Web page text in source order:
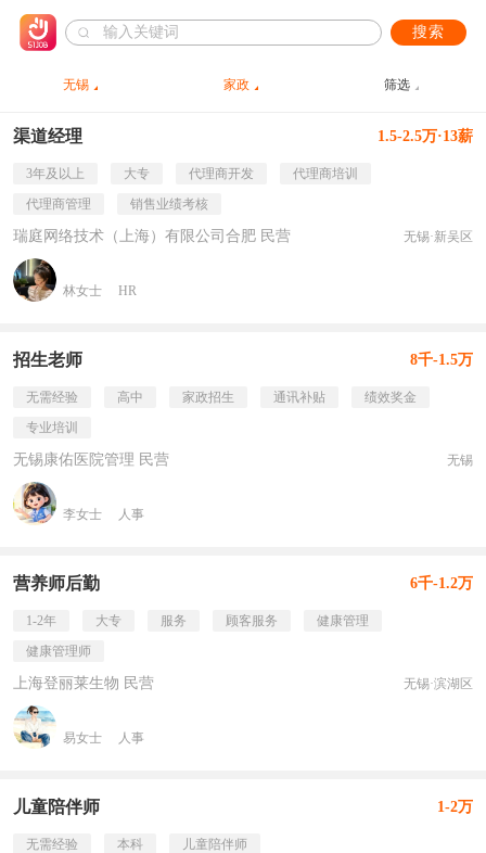
搜索
无锡 家政 筛选
渠道经理 1.5-2.5万·13薪
3年及以上 大专 代理商开发
代理商培训
代理商管理
销售业绩考核
瑞庭网络技术（上海）有限公司合肥 民营 无锡·新吴区
林女士 HR
招生老师 8千-1.5万
无需经验 高中 家政招生 通讯补贴
绩效奖金
专业培训
无锡康佑医院管理 民营 无锡
李女士 人事
营养师后勤 6千-1.2万
1-2年 大专 服务 顾客服务
健康管理
健康管理师
上海登丽莱生物 民营 无锡·滨湖区
易女士 人事
儿童陪伴师 1-2万
无需经验 本科 儿童陪伴师